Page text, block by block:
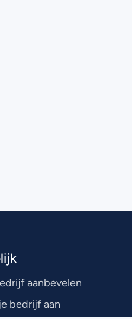
aanbevelen
bedrijf aan